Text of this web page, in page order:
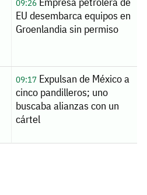
09:26
EU desembarca equipos en
Groenlandia sin permiso
09:17Expulsan de México a
cinco pandilleros; uno
buscaba alianzas con un
cártel